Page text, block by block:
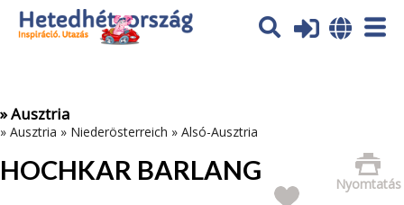
Az oldal sütiket (cookies) használ. További tájékoztatás itt:
Adatvédelmi tájékoztató
» Ausztria
» Ausztria » Niederösterreich » Alsó-Ausztria
HOCHKAR BARLANG
Nyomtatás